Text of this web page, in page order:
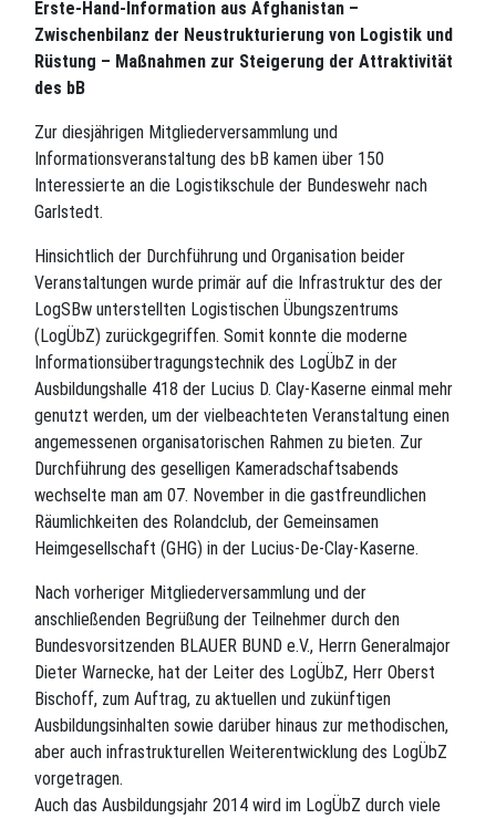
Erste-Hand-Information aus Afghanistan –
Zwischenbilanz der Neustrukturierung von Logistik und
Rüstung – Maßnahmen zur Steigerung der Attraktivität
des bB
Zur diesjährigen Mitgliederversammlung und
Informationsveranstaltung des bB kamen über 150
Interessierte an die Logistikschule der Bundeswehr nach
Garlstedt.
Hinsichtlich der Durchführung und Organisation beider
Veranstaltungen wurde primär auf die Infrastruktur des der
LogSBw unterstellten Logistischen Übungszentrums
(LogÜbZ) zurückgegriffen. Somit konnte die moderne
Informationsübertragungstechnik des LogÜbZ in der
Ausbildungshalle 418 der Lucius D. Clay-Kaserne einmal mehr
genutzt werden, um der vielbeachteten Veranstaltung einen
angemessenen organisatorischen Rahmen zu bieten. Zur
Durchführung des geselligen Kameradschaftsabends
wechselte man am 07. November in die gastfreundlichen
Räumlichkeiten des Rolandclub, der Gemeinsamen
Heimgesellschaft (GHG) in der Lucius-De-Clay-Kaserne.
Nach vorheriger Mitgliederversammlung und der
anschließenden Begrüßung der Teilnehmer durch den
Bundesvorsitzenden BLAUER BUND e.V., Herrn Generalmajor
Dieter Warnecke, hat der Leiter des LogÜbZ, Herr Oberst
Bischoff, zum Auftrag, zu aktuellen und zukünftigen
Ausbildungsinhalten sowie darüber hinaus zur methodischen,
aber auch infrastrukturellen Weiterentwicklung des LogÜbZ
vorgetragen.
Auch das Ausbildungsjahr 2014 wird im LogÜbZ durch viele